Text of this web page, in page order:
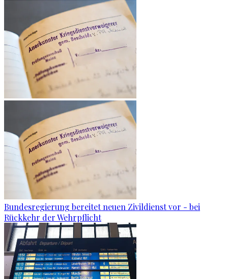
Bundesregierung bereitet neuen Zivildienst vor - bei
Rückkehr der Wehrpflicht